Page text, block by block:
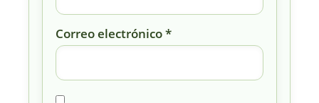
Correo electrónico*